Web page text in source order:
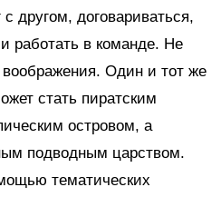
другом, договариваться,
работать в команде. Не
Один и тот же
стать пиратским
островом, а
подводным царством.
тематических